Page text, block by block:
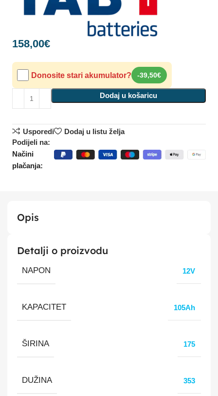
158,00€
Donosite stari akumulator? -39,50€
Dodaj u košaricu
Usporedi
Dodaj u listu želja
Podijeli na:
Načini
plačanja:
Opis
Detalji o proizvodu
NAPON 12V
KAPACITET 105Ah
ŠIRINA 175
DUŽINA 353